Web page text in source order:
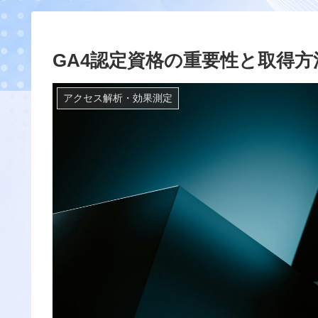
GA4認定資格の重要性と取得方
アクセス解析・効果測定